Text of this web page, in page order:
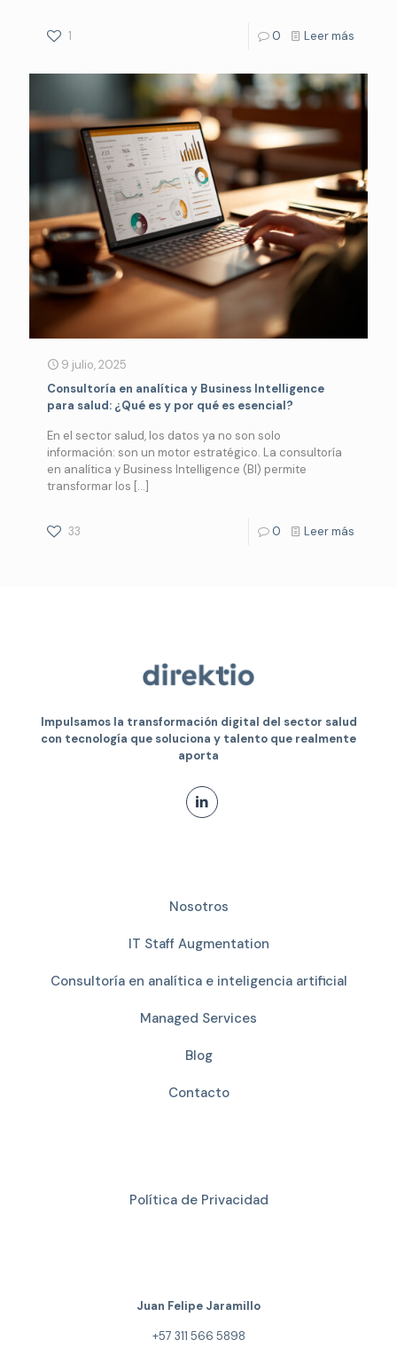
1 0 Leer más
9 julio, 2025
Consultoría en analítica y Business Intelligence
para salud: ¿Qué es y por qué es esencial?
En el sector salud, los datos ya no son solo
información: son un motor estratégico. La consultoría
en analítica y Business Intelligence (BI) permite
transformar los […]
33 0 Leer más
Impulsamos la transformación digital del sector salud
con tecnología que soluciona y talento que realmente
aporta
Nosotros
IT Staff Augmentation
Consultoría en analítica e inteligencia artificial
Managed Services
Blog
Contacto
Política de Privacidad
Juan Felipe Jaramillo
+57 311 566 5898